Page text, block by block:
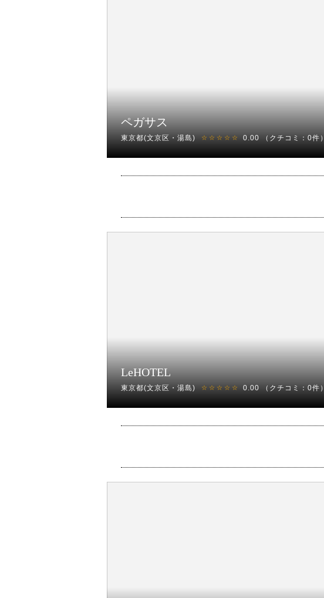
ペガサス
東京都(文京区・湯島) ☆☆☆☆☆ 0.00 （クチコミ：0件）
LeHOTEL
東京都(文京区・湯島) ☆☆☆☆☆ 0.00 （クチコミ：0件）